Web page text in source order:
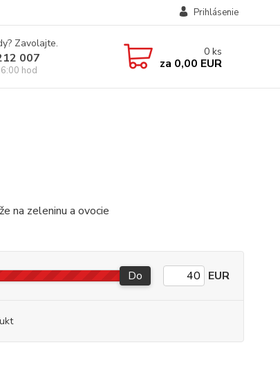
Prihlásenie
Zavolajte.
007
hod
0 ks
za 0,00 EUR
na zeleninu a ovocie
Do EUR